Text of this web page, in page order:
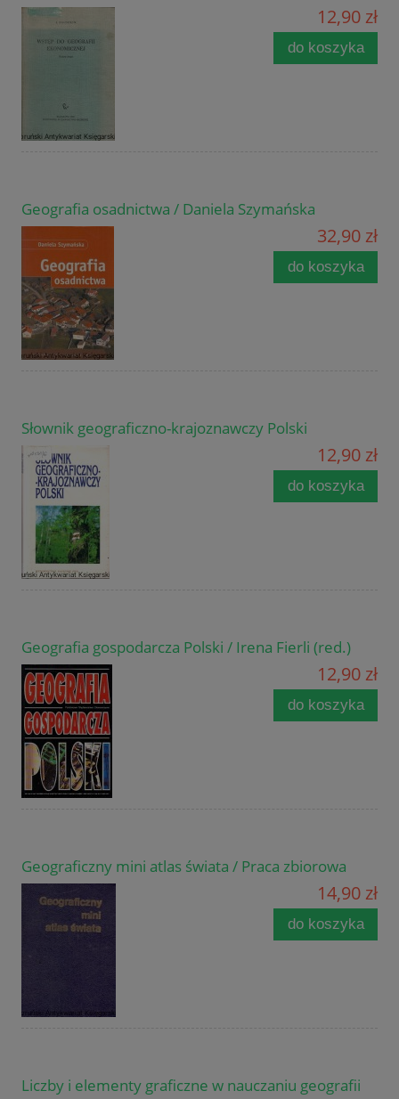
12,90 zł
do koszyka
Geografia osadnictwa / Daniela Szymańska
32,90 zł
do koszyka
Słownik geograficzno-krajoznawczy Polski
12,90 zł
do koszyka
Geografia gospodarcza Polski / Irena Fierli (red.)
12,90 zł
do koszyka
Geograficzny mini atlas świata / Praca zbiorowa
14,90 zł
do koszyka
Liczby i elementy graficzne w nauczaniu geografii